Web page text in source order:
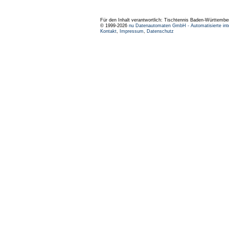
Für den Inhalt verantwortlich: Tischtennis Baden-
© 1999-2026 nu Datenautomaten GmbH - Automatisierte
Kontakt
Impressum Datenschutz